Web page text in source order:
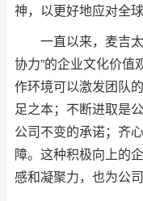
神，以更好地应对全
一直以来，麦吉
协力”的企业文化价值
作环境可以激发团队
足之本；不断进取是
公司不变的承诺；齐
障。这种积极向上的
感和凝聚力，也为公